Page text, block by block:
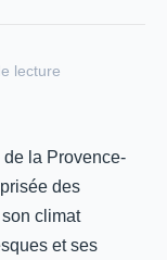
lecture
de la Provence-
des
climat
et ses